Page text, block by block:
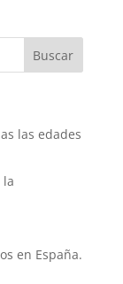
las edades
la
en España.